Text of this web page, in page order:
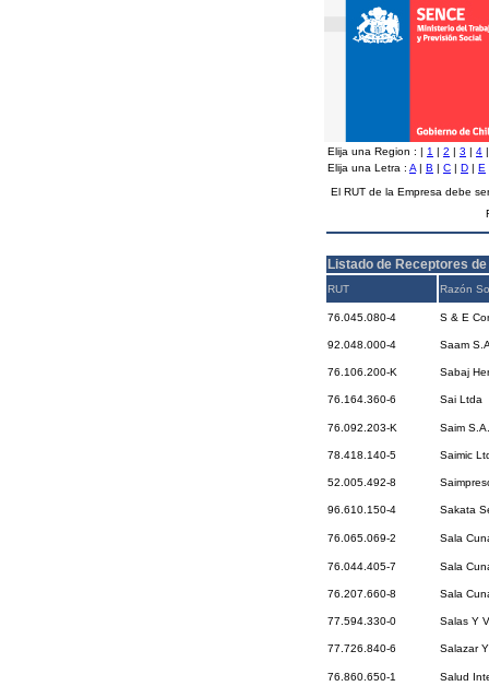
Elija una Region : | 1 | 2 | 3 | 4
Elija una Letra : A | B | C | D | E
El RUT de la Empresa debe
Listado de Receptores
RUT Razón
76.045.080-4 S & E
92.048.000-4 Saam
76.106.200-K Sabaj
76.164.360-6 Sai Ltda
76.092.203-K Saim S.A.
78.418.140-5 Saimic
52.005.492-8
96.610.150-4 Sakata
76.065.069-2 Sala
76.044.405-7 Sala
76.207.660-8 Sala
77.594.330-0 Salas Y
77.726.840-6 Salazar
76.860.650-1 Salud